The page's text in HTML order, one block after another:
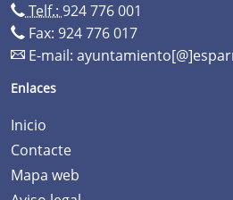
Telf.: 924 776 001
Fax: 924 776 017
E-mail:
Enlaces
Inicio
Contacte
Mapa web